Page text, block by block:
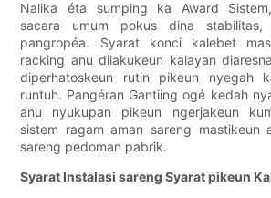
Nalika éta sumping ka Award
sacara umum pokus dina stabilitas,
pangropéa. Syarat konci kalebet
racking anu dilakukeun kalayan
diperhatoskeun rutin pikeun nyegah
runtuh. Pangéran Gantiing ogé kedah
anu nyukupan pikeun ngerjakeun
sistem ragam aman sareng mastikeun
sareng pedoman pabrik.
Syarat Instalasi sareng Syarat pikeun